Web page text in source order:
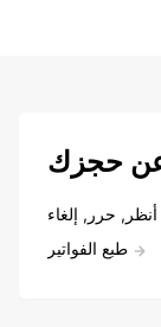
حجزك
أنظر, حرر, إلغاء
طبع الفواتير